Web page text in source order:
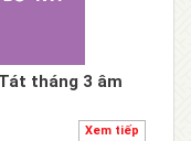
tháng 3 âm
Xem tiếp